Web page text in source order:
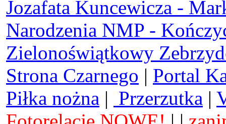
Jozafata Kuncewicza -
Narodzenia NMP -
Zielonoświątkowy
Strona Czarnego | Portal
Piłka nożna | Przerzutka |